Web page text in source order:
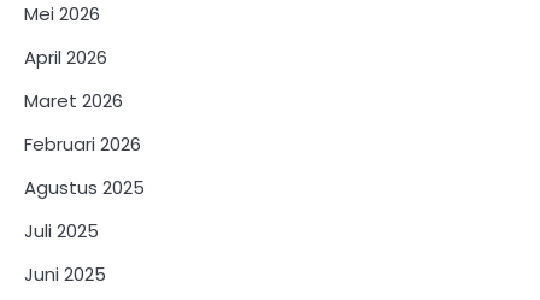
Mei 2026
April 2026
Maret 2026
Februari 2026
Agustus 2025
Juli 2025
Juni 2025